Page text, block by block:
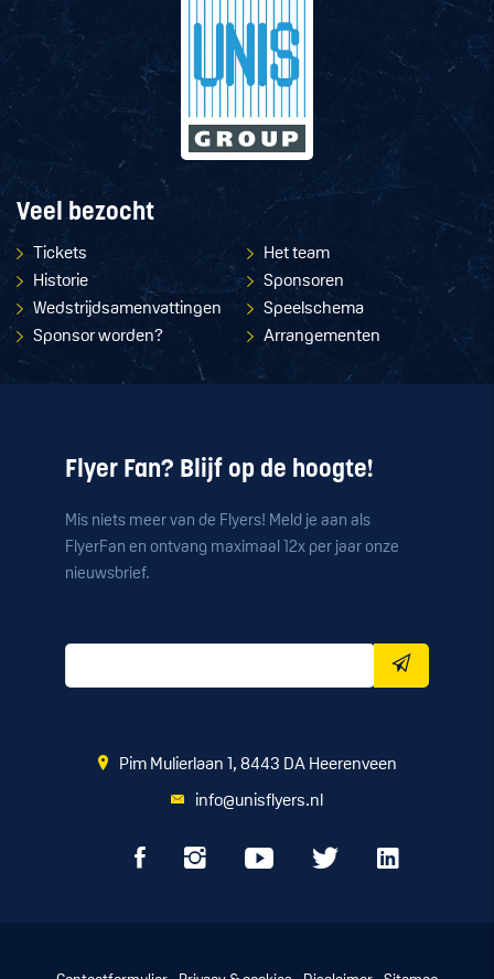
Veel bezocht
Tickets
Het team
Historie
Sponsoren
Wedstrijdsamenvattingen
Speelschema
Sponsor worden?
Arrangementen
Flyer Fan? Blijf op de hoogte!
Mis niets meer van de Flyers! Meld je aan als
FlyerFan en ontvang maximaal 12x per jaar onze
nieuwsbrief.
Pim Mulierlaan 1, 8443 DA Heerenveen
info@unisflyers.nl